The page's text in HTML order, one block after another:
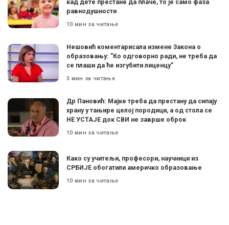
кад дете престане да плаче, то је само фаза
равнодушности
10 мин за читање
Нешовић коментарисала измене Закона о
образовању: ”Ко одговорно ради, не треба да
се плаши да ће изгубити лиценцу”
3 мин за читање
Др Пановић: Мајке треба да престану да сипају
храну у тањире целој породици, а од стола се
НЕ УСТАЈЕ док СВИ не заврше оброк
10 мин за читање
Како су учитељи, професори, научници из
СРБИЈЕ обогатили америчко образовање
10 мин за читање